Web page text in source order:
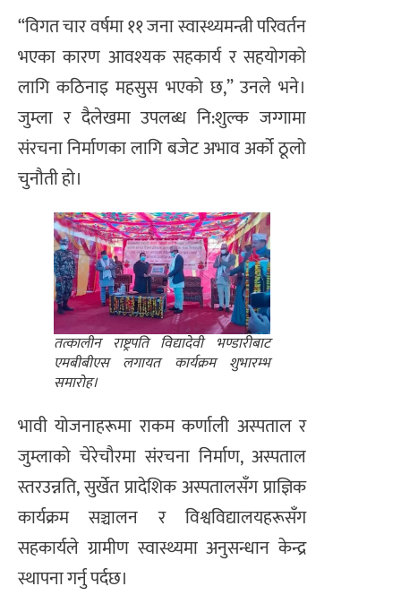
“विगत चार वर्षमा ११ जना स्वास्थ्यमन्त्री परिवर्तन
भएका कारण आवश्यक सहकार्य र सहयोगको
लागि कठिनाइ महसुस भएको छ,” उनले भने।
जुम्ला र दैलेखमा उपलब्ध नि:शुल्क जग्गामा
संरचना निर्माणका लागि बजेट अभाव अर्को ठूलो
चुनौती हो।
तत्कालीन राष्ट्रपति विद्यादेवी भण्डारीबाट
एमबीबीएस लगायत कार्यक्रम शुभारम्भ
समारोह।
भावी योजनाहरूमा राकम कर्णाली अस्पताल र
जुम्लाको चेरेचौरमा संरचना निर्माण, अस्पताल
स्तरउन्नति, सुर्खेत प्रादेशिक अस्पतालसँग प्राज्ञिक
कार्यक्रम सञ्चालन र विश्वविद्यालयहरूसँग
सहकार्यले ग्रामीण स्वास्थ्यमा अनुसन्धान केन्द्र
स्थापना गर्नु पर्दछ।